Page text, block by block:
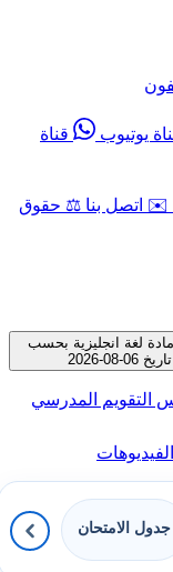
يوتيوب
قناة
✉️ اتصل بنا ⚖️ حقوق
لغة انجليزية بحسب
2026
التقويم المدرسي
جدول الامتحان